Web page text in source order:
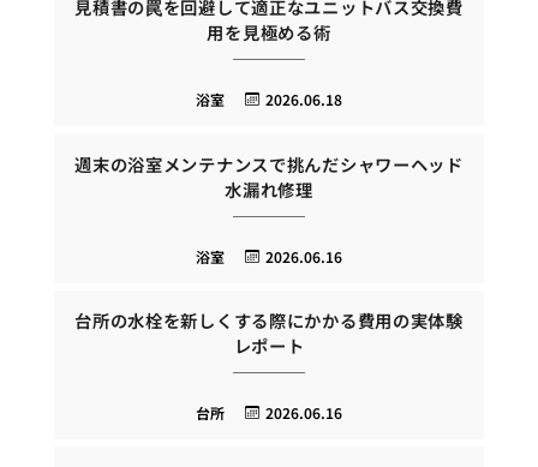
見積書の罠を回避して適正なユニットバス交換費
用を見極める術
2026.06.18
浴室
週末の浴室メンテナンスで挑んだシャワーヘッド
水漏れ修理
2026.06.16
浴室
台所の水栓を新しくする際にかかる費用の実体験
レポート
2026.06.16
台所